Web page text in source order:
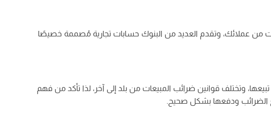
من عملائك، وتقدم العديد من البنوك حسابات تجارية مُصممة خصيصًا
وتختلف قوانين ضرائب المبيعات من بلد إلى آخر، لذا تأكد من فهم
الضرائب ودفعها بشكل صحيح.